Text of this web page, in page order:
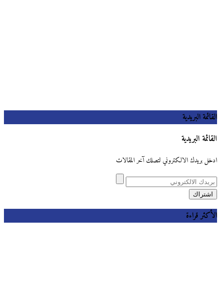
القائمة البريدية
القائمة البريدية
ادخل بريدك الالكتروني لتصلك آخر المقالات
الأكثر قراءة